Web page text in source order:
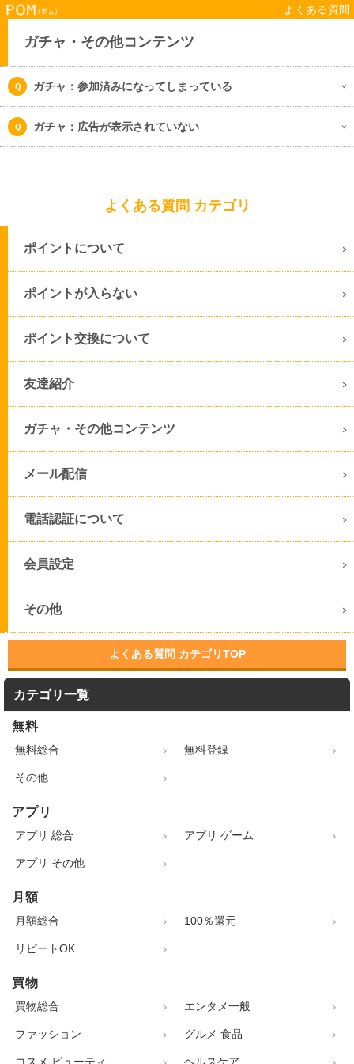
よくある質問
ガチャ・その他コンテンツ
ガチャ：参加済みになってしまっている
ガチャ：広告が表示されていない
よくある質問 カテゴリ
ポイントについて
ポイントが入らない
ポイント交換について
友達紹介
ガチャ・その他コンテンツ
メール配信
電話認証について
会員設定
その他
よくある質問 カテゴリTOP
カテゴリ一覧
無料
無料総合 無料登録
その他
アプリ
アプリ 総合 アプリ ゲーム
アプリ その他
月額
月額総合 100％還元
リピートOK
買物
買物総合 エンタメ一般
ファッション グルメ 食品